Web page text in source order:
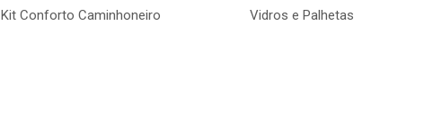
Kit Conforto Caminhoneiro
Vidros e Palhetas